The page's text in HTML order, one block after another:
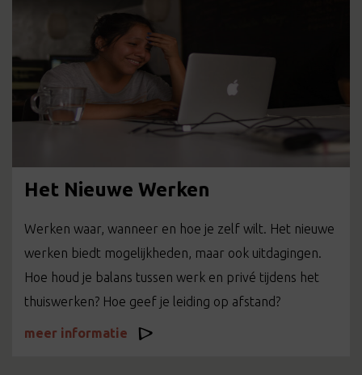
Het Nieuwe Werken
Werken waar, wanneer en hoe je zelf wilt. Het nieuwe
werken biedt mogelijkheden, maar ook uitdagingen.
Hoe houd je balans tussen werk en privé tijdens het
thuiswerken? Hoe geef je leiding op afstand?
meer informatie